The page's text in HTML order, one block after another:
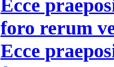
Ecce
foro rerum
Ecce